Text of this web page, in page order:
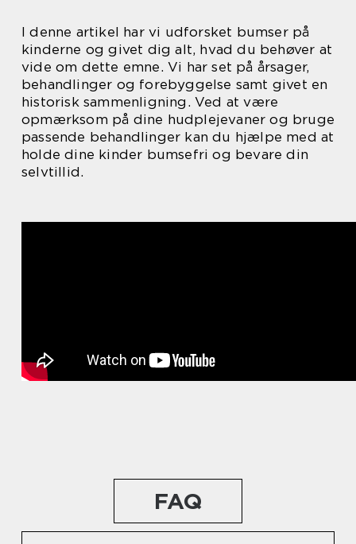
I denne artikel har vi udforsket bumser på
kinderne og givet dig alt, hvad du behøver at
vide om dette emne. Vi har set på årsager,
behandlinger og forebyggelse samt givet en
historisk sammenligning. Ved at være
opmærksom på dine hudplejevaner og bruge
passende behandlinger kan du hjælpe med at
holde dine kinder bumsefri og bevare din
selvtillid.
FAQ